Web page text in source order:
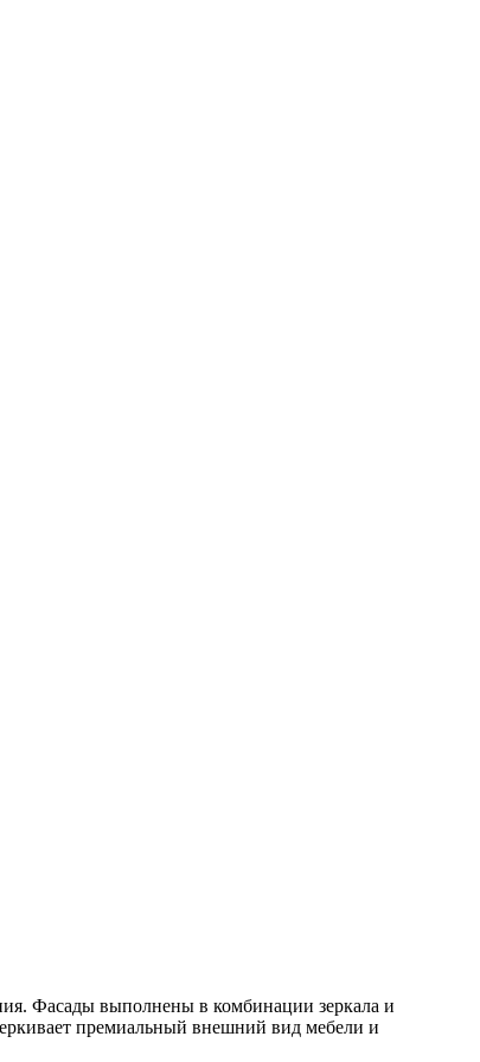
Фасады выполнены в комбинации зеркала и
премиальный внешний вид мебели и